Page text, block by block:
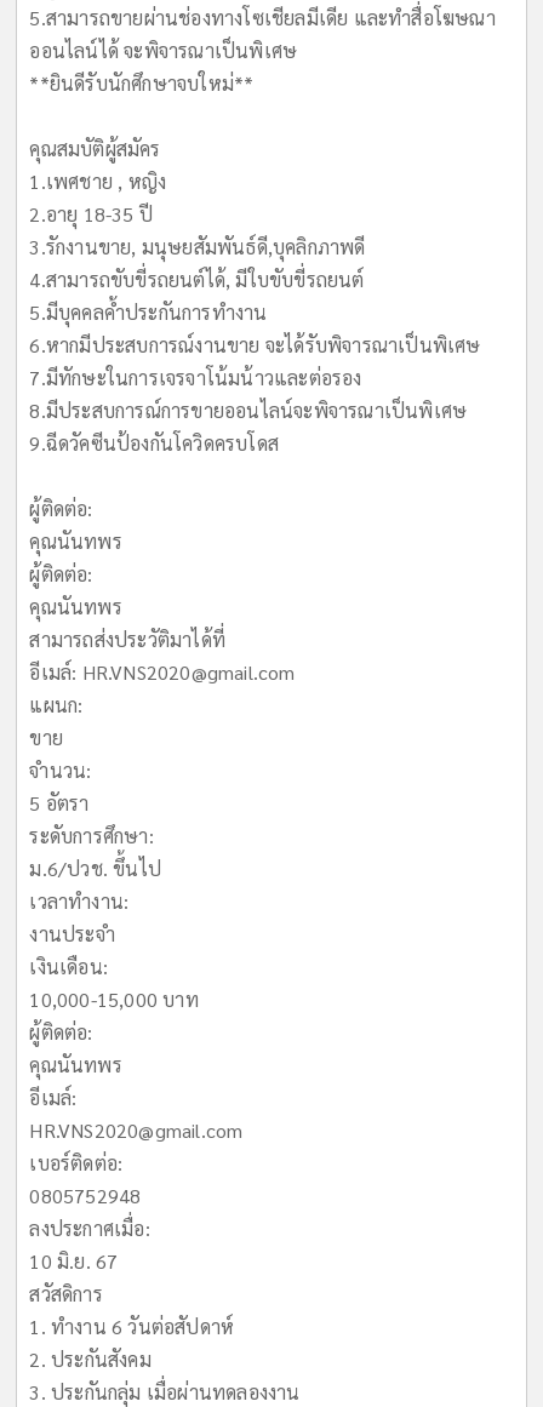
5.สามารถขายผ่านช่องทางโซเชียลมีเดีย และทำสื่อโฆษณา
ออนไลน์ได้ จะพิจารณาเป็นพิเศษ
**ยินดีรับนักศึกษาจบใหม่**
คุณสมบัติผู้สมัคร
1.เพศชาย , หญิง
2.อายุ 18-35 ปี
3.รักงานขาย, มนุษยสัมพันธ์ดี,บุคลิกภาพดี
4.สามารถขับขี่รถยนต์ได้, มีใบขับขี่รถยนต์
5.มีบุคคลค้ำประกันการทำงาน
6.หากมีประสบการณ์งานขาย จะได้รับพิจารณาเป็นพิเศษ
7.มีทักษะในการเจรจาโน้มน้าวและต่อรอง
8.มีประสบการณ์การขายออนไลน์จะพิจารณาเป็นพิเศษ
9.ฉีดวัคซีนป้องกันโควิดครบโดส
ผู้ติดต่อ:
คุณนันทพร
ผู้ติดต่อ:
คุณนันทพร
สามารถส่งประวัติมาได้ที่
อีเมล์: HR.VNS2020@gmail.com
แผนก:
ขาย
จำนวน:
5 อัตรา
ระดับการศึกษา:
ม.6/ปวช. ขึ้นไป
เวลาทำงาน:
งานประจำ
เงินเดือน:
10,000-15,000 บาท
ผู้ติดต่อ:
คุณนันทพร
อีเมล์:
HR.VNS2020@gmail.com
เบอร์ติดต่อ:
0805752948
ลงประกาศเมื่อ:
10 มิ.ย. 67
สวัสดิการ
1. ทำงาน 6 วันต่อสัปดาห์
2. ประกันสังคม
3. ประกันกลุ่ม เมื่อผ่านทดลองงาน